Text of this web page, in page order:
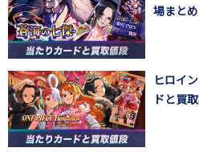
場まとめ
ヒロイ
ドと買